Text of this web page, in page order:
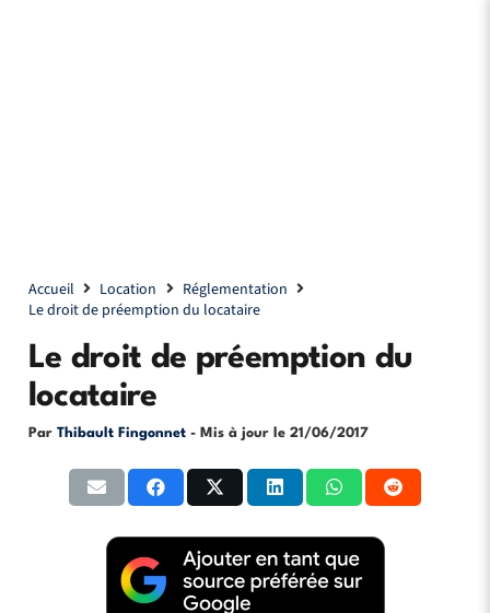
Accueil Location
Réglementation
Le droit de préemption du locataire
Le droit de préemption du
locataire
Par Thibault Fingonnet - Mis à jour le 21/06/2017